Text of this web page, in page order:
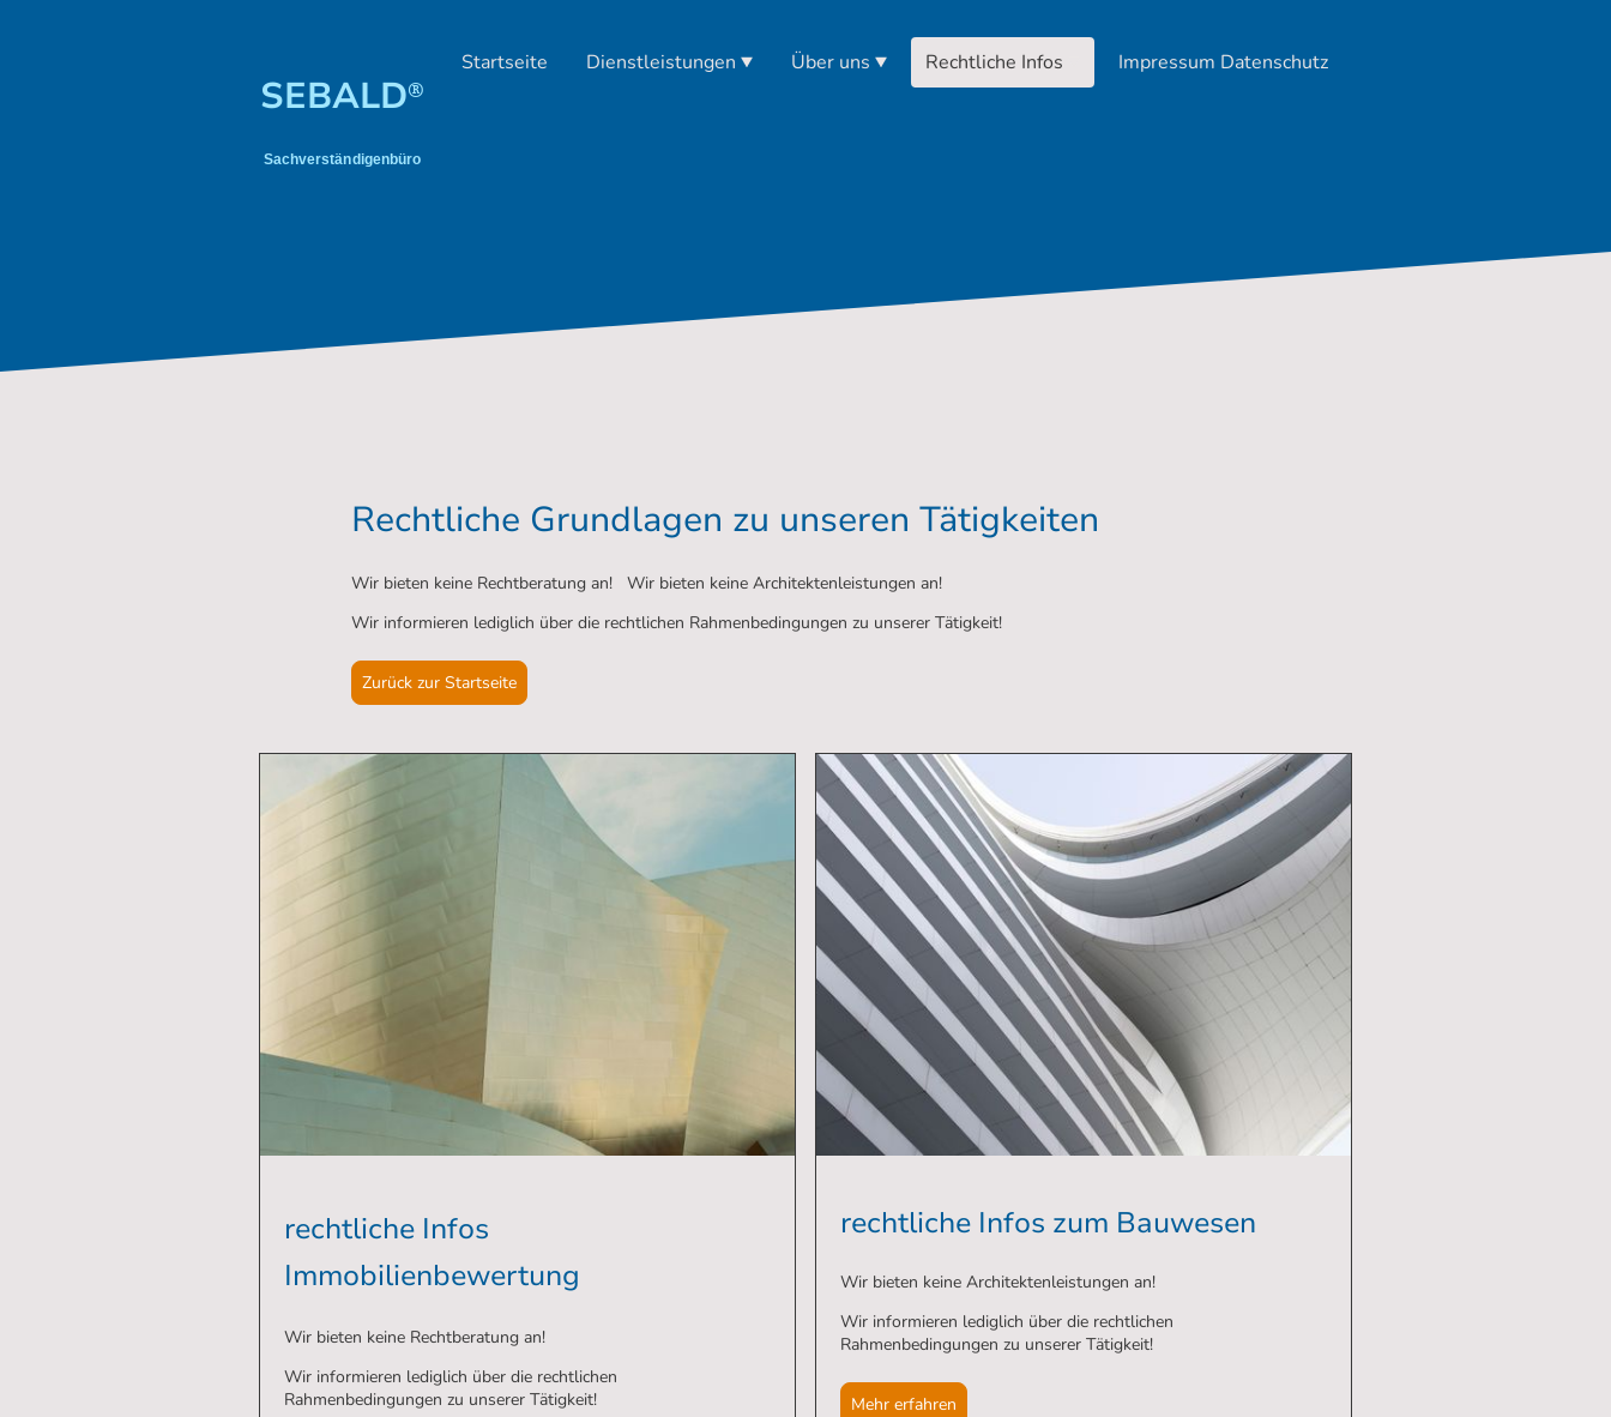
SEBALD®
Sachverständigenbüro
Startseite Dienstleistungen Über uns Rechtliche Infos Impressum Datenschutz
Rechtliche Grundlagen zu unseren Tätigkeiten
Wir bieten keine Rechtberatung an! Wir bieten keine Architektenleistungen an!
Wir informieren lediglich über die rechtlichen Rahmenbedingungen zu unserer Tätigkeit!
Zurück zur Startseite
rechtliche Infos
Immobilienbewertung
Wir bieten keine Rechtberatung an!
Wir informieren lediglich über die rechtlichen
Rahmenbedingungen zu unserer Tätigkeit!
rechtliche Infos zum Bauwesen
Wir bieten keine Architektenleistungen an!
Wir informieren lediglich über die rechtlichen
Rahmenbedingungen zu unserer Tätigkeit!
Mehr erfahren